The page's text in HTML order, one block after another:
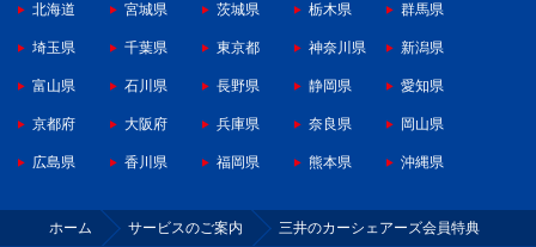
北海道 宮城県 茨城県 栃木県 群馬県
埼玉県 千葉県 東京都 神奈川県 新潟県
富山県 石川県 長野県 静岡県 愛知県
京都府 大阪府 兵庫県 奈良県 岡山県
広島県 香川県 福岡県 熊本県 沖縄県
ホーム サービスのご案内 三井のカーシェアーズ会員特典